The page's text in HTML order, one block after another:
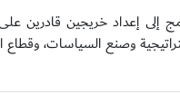
إلى إعداد خريجين قادرين
وصنع السياسات، وقطاع